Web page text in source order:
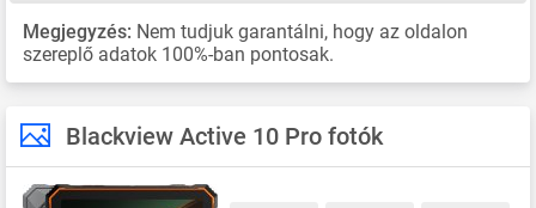
Megjegyzés: Nem tudjuk garantálni, hogy az oldalon
szereplő adatok 100%-ban pontosak.
Blackview Active 10 Pro fotók